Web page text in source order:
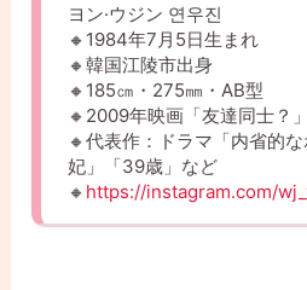
ヨン·ウジン 연우진
🔸1984年7月5日生まれ
🔸韓国江陵市出身
🔸185㎝・275㎜・AB型
🔸2009年映画「友達同士？
🔸代表作：ドラマ「内省的
妃」「39歳」など
🔸 https://instagram.com/